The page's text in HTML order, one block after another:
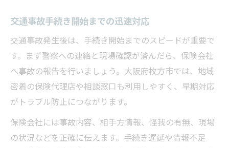
交通事故手続き開始までの迅速対応
交通事故発生後は、手続き開始までのスピードが重要で
す。まず警察への連絡と現場確認が済んだら、保険会社
へ事故の報告を行いましょう。大阪府枚方市では、地域
密着の保険代理店や相談窓口も利用しやすく、早期対応
がトラブル防止につながります。
保険会社には事故内容、相手方情報、怪我の有無、現場
の状況などを正確に伝えます。手続き遅延や情報不足